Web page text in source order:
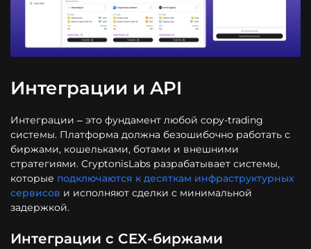
Интеграции и API
Интеграции – это фундамент любой copy-trading
системы. Платформа должна безошибочно работать с
биржами, кошельками, ботами и внешними
стратегиями. CryptonisLabs разрабатывает системы,
которые подключаются к десяткам инфраструктурных
сервисов и исполняют сделки с минимальной
задержкой.
Интеграции с CEX-биржами